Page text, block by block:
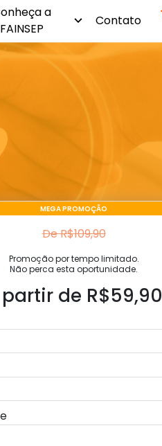
a
FAINSEP
Contato
MEGA PROMOÇÃO
De R$109,90
Promoção por tempo limitado.
Não perca esta oportunidade.
de R$59,90